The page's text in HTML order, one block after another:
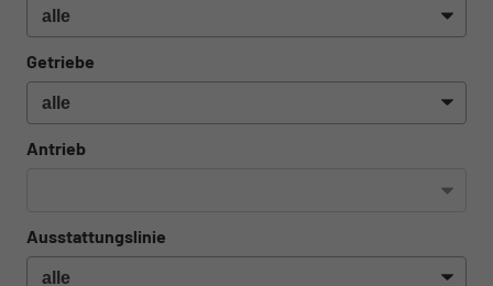
Getriebe
Antrieb
Ausstattungslinie